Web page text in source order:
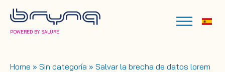
POWERED BY SALURE
Home » Sin categoría » Salvar la brecha de datos lorem